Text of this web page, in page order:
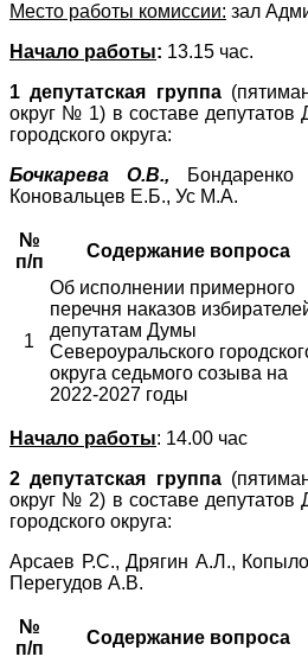
Место работы комиссии: зал
Начало работы: 13.15 час.
1 депутатская группа
округ № 1) в составе депутатов
городского округа:
Бочкарева О.В.,
Коновальцев Е.Б., Ус М.А.
№
п/п
Содержание вопроса
1
Об исполнении примерного
перечня наказов
депутатам Думы
Североуральского
округа седьмого созыва на
2022-2027 годы
Начало работы: 14.00 час
2 депутатская группа
округ № 2) в составе депутатов
городского округа:
Арсаев Р.С., Дрягин А.Л.,
Перегудов А.В.
№
п/п
Содержание вопроса